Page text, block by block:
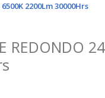
2200Lm 30000Hrs
REDONDO